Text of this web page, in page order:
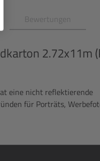
Bewertungen
2.72x11m
eine nicht reflektierende
für Porträts,